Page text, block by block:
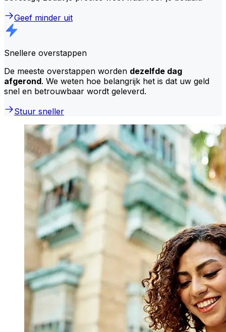
Geef minder uit
Snellere overstappen
De meeste overstappen worden dezelfde dag
afgerond. We weten hoe belangrijk het is dat uw geld
snel en betrouwbaar wordt geleverd.
Stuur sneller